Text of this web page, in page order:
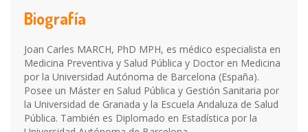
Biografía
Joan Carles MARCH, PhD MPH, es médico especialista en
Medicina Preventiva y Salud Pública y Doctor en Medicina
por la Universidad Autónoma de Barcelona (España).
Posee un Máster en Salud Pública y Gestión Sanitaria por
la Universidad de Granada y la Escuela Andaluza de Salud
Pública. También es Diplomado en Estadística por la